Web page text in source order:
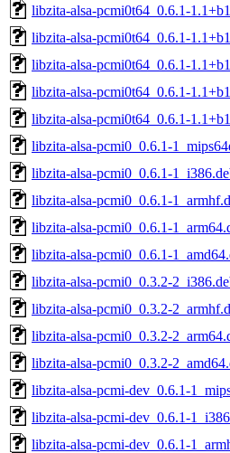
libzita-alsa-pcmi0t64_0.6.1-
libzita-alsa-pcmi0t64_0.6.1-
libzita-alsa-pcmi0t64_0.6.1-
libzita-alsa-pcmi0t64_0.6.1-
libzita-alsa-pcmi0t64_0.6.1-
libzita-alsa-pcmi0_0.6.1-
libzita-alsa-pcmi0_0.6.1-
libzita-alsa-pcmi0_0.6.1-
libzita-alsa-pcmi0_0.6.1-
libzita-alsa-pcmi0_0.6.1-
libzita-alsa-pcmi0_0.3.2-
libzita-alsa-pcmi0_0.3.2-
libzita-alsa-pcmi0_0.3.2-
libzita-alsa-pcmi0_0.3.2-
libzita-alsa-pcmi-dev_0.6.1-
libzita-alsa-pcmi-dev_0.6.1-
libzita-alsa-pcmi-dev_0.6.1-